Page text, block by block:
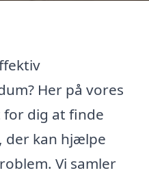
Her på vores
dig at finde
der kan hjælpe
Vi samler